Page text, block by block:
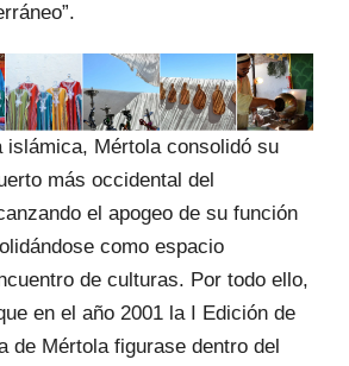
islámica, Mértola consolidó su
más occidental del
el apogeo de su función
como espacio
de culturas. Por todo ello,
en el año 2001 la I Edición de
de Mértola figurase dentro del